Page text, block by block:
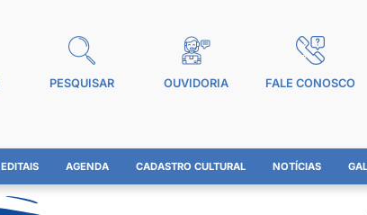
PESQUISAR OUVIDORIA FALE CONOSCO
EDITAIS AGENDA CADASTRO CULTURAL NOTÍCIAS